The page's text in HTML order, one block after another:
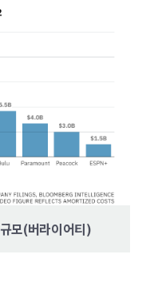
모(버라이어티)